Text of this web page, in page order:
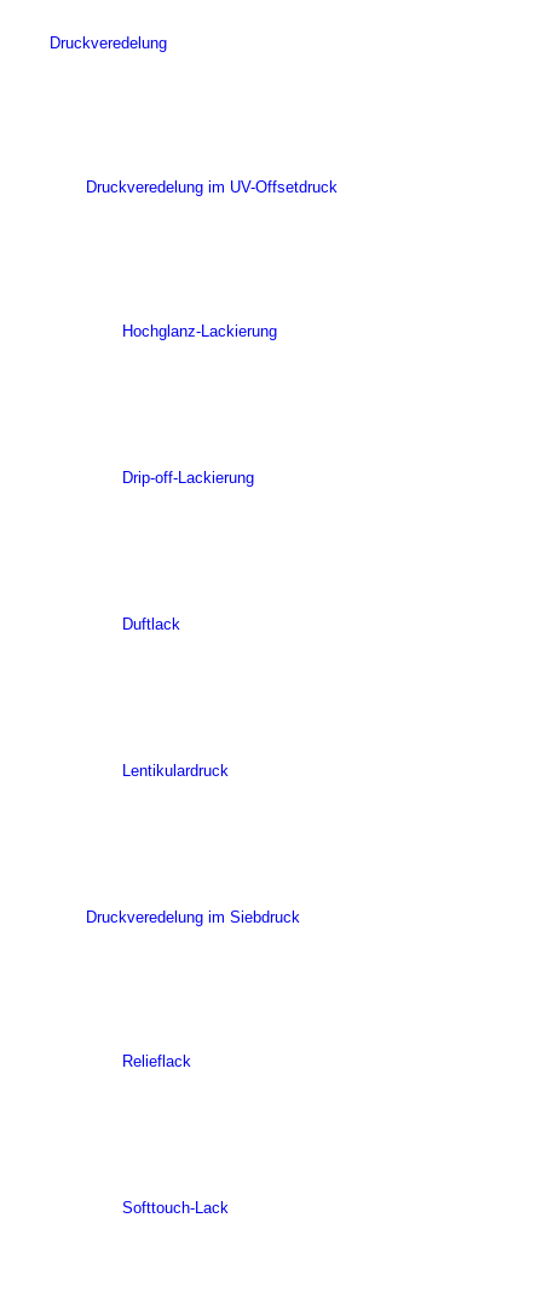
Druckveredelung
Druckveredelung im UV-Offsetdruck
Hochglanz-Lackierung
Drip-off-Lackierung
Duftlack
Lentikulardruck
Druckveredelung im Siebdruck
Relieflack
Softtouch-Lack